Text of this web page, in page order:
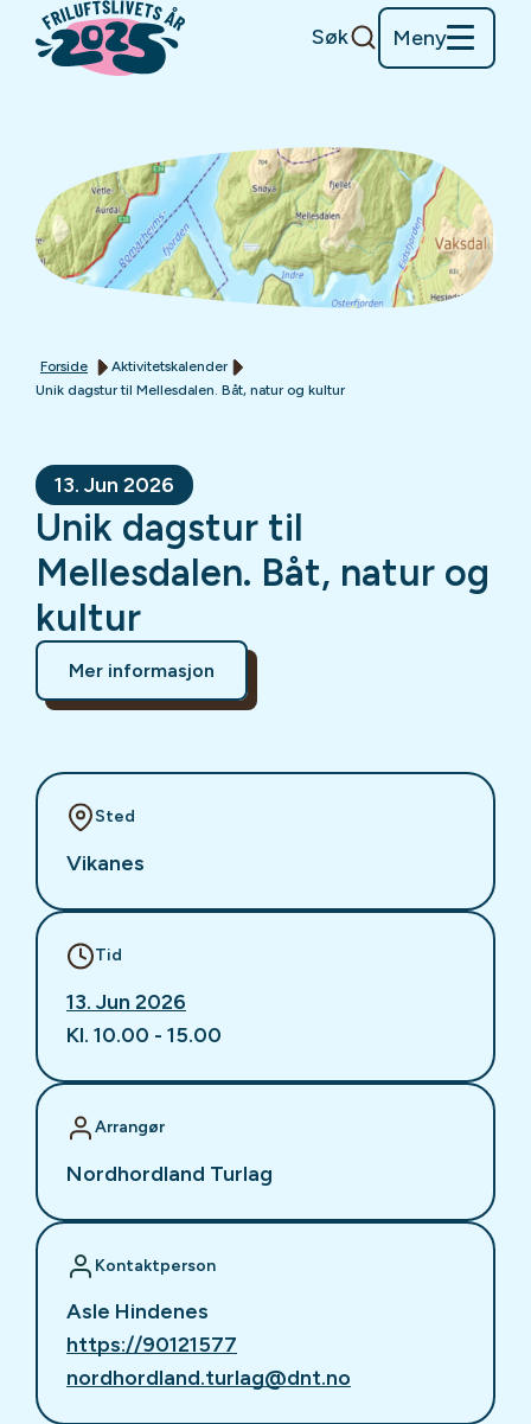
Søk Meny
Forside
Aktivitetskalender
Unik dagstur til Mellesdalen. Båt, natur og kultur
13. Jun 2026
Unik dagstur til
Mellesdalen. Båt, natur og
kultur
Mer informasjon
Sted
Vikanes
Tid
13. Jun 2026
Kl. 10.00 - 15.00
Arrangør
Nordhordland Turlag
Kontaktperson
Asle Hindenes
https://90121577
nordhordland.turlag@dnt.no